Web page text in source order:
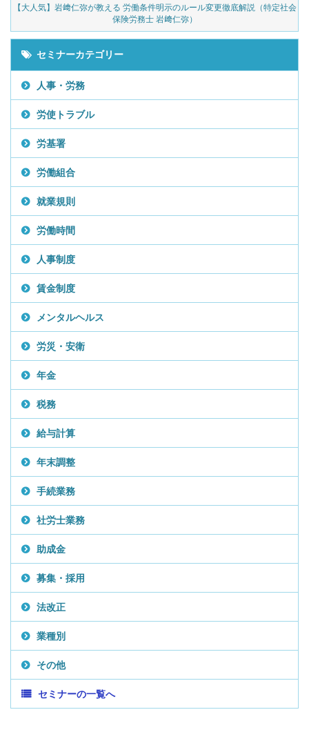
【大人気】岩﨑仁弥が教える 労働条件明示のルール変更徹底解説（特定社会
保険労務士 岩﨑仁弥）
セミナーカテゴリー
人事・労務
労使トラブル
労基署
労働組合
就業規則
労働時間
人事制度
賃金制度
メンタルヘルス
労災・安衛
年金
税務
給与計算
年末調整
手続業務
社労士業務
助成金
募集・採用
法改正
業種別
その他
セミナーの一覧へ